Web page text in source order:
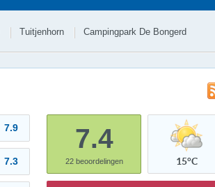
Tuitjenhorn Campingpark De Bongerd
7.9
7.3
7.4
22beoordelingen 15°C